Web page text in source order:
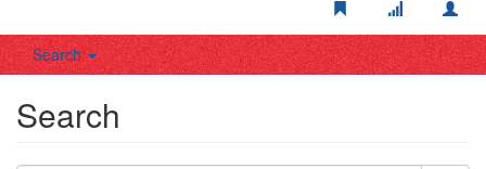
Search
Search